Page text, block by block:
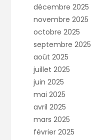
décembre 2025
novembre 2025
octobre 2025
septembre 2025
août 2025
juillet 2025
juin 2025
mai 2025
avril 2025
mars 2025
février 2025